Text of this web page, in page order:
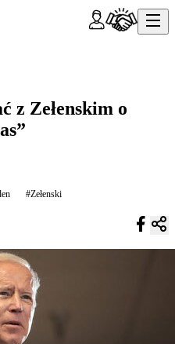
z Zełenskim o
#Zełenski